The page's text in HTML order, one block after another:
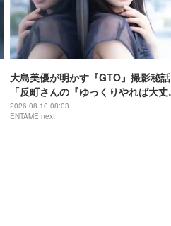
大島美優が明かす『GTO』撮影秘話
「反町さんの『ゆっくりやれば大丈
夫』で落ち着けた」
2026.08.10 08:03
ENTAME next